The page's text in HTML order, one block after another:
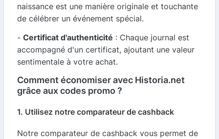
naissance est une manière originale et touchante
de célébrer un événement spécial.
- Certificat d'authenticité : Chaque journal est
accompagné d'un certificat, ajoutant une valeur
sentimentale à votre achat.
Comment économiser avec Historia.net
grâce aux codes promo ?
1. Utilisez notre comparateur de cashback
Notre comparateur de cashback vous permet de